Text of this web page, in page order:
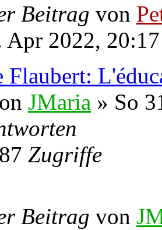
Beitrag von
2022, 20:17
Flaubert:
JMaria » So
Zugriffe
Beitrag von